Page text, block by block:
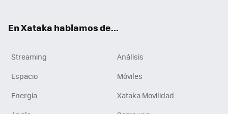
En Xataka hablamos de...
Streaming
Análisis
Espacio
Móviles
Energía
Xataka Movilidad